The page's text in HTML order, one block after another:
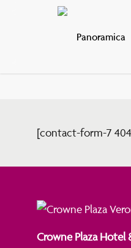
Panoramica
[contact-form-7
Crowne Plaza Hotel